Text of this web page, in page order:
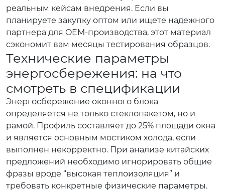
реальным кейсам внедрения. Если вы
планируете закупку оптом или ищете надежного
партнера для OEM-производства, этот материал
сэкономит вам месяцы тестирования образцов.
Технические параметры
энергосбережения: на что
смотреть в спецификации
Энергосбережение оконного блока
определяется не только стеклопакетом, но и
рамой. Профиль составляет до 25% площади окна
и является основным мостиком холода, если
выполнен некорректно. При анализе китайских
предложений необходимо игнорировать общие
фразы вроде “высокая теплоизоляция” и
требовать конкретные физические параметры.